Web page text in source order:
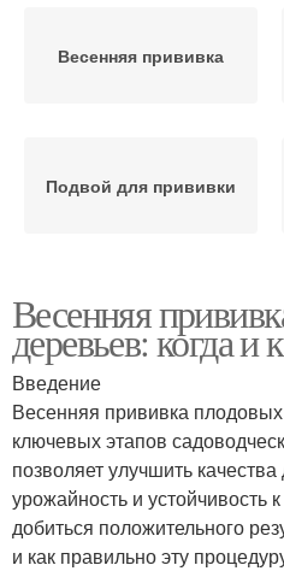
Весенняя прививка
Подвой для прививки
Прививка за кору
Разница между
прививкой
Весенняя
деревьев: когда и
Введение
Весенняя прививка
ключевых этапов
позволяет улучшить
урожайность и устойчивость
добиться положительного
и как правильно эту